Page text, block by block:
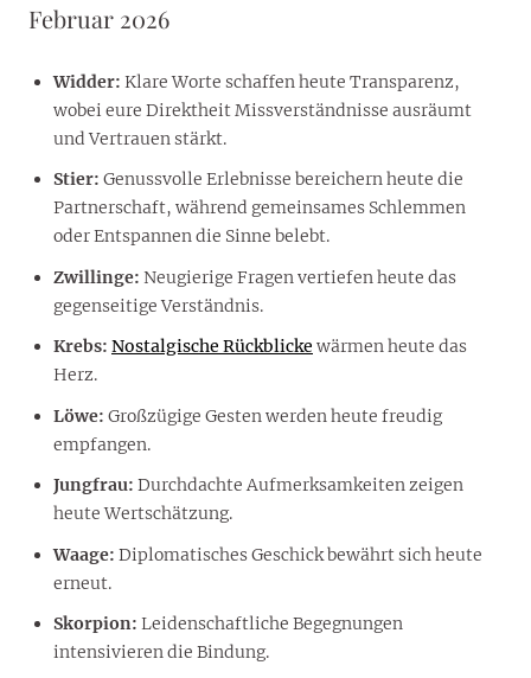
Februar 2026
Widder: Klare Worte schaffen heute Transparenz,
wobei eure Direktheit Missverständnisse ausräumt
und Vertrauen stärkt.
Stier: Genussvolle Erlebnisse bereichern heute die
Partnerschaft, während gemeinsames Schlemmen
oder Entspannen die Sinne belebt.
Zwillinge: Neugierige Fragen vertiefen heute das
gegenseitige Verständnis.
Krebs: Nostalgische Rückblicke wärmen heute das
Herz.
Löwe: Großzügige Gesten werden heute freudig
empfangen.
Jungfrau: Durchdachte Aufmerksamkeiten zeigen
heute Wertschätzung.
Waage: Diplomatisches Geschick bewährt sich heute
erneut.
Skorpion: Leidenschaftliche Begegnungen
intensivieren die Bindung.